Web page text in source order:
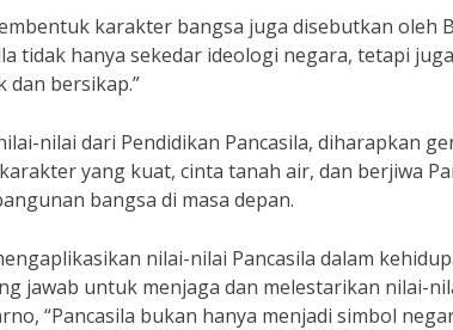
karakter bangsa juga disebutkan oleh
tidak hanya sekedar ideologi negara, tetapi
dan bersikap.”
nilai dari Pendidikan Pancasila, diharapkan
yang kuat, cinta tanah air, dan berjiwa
bangsa di masa depan.
nilai-nilai Pancasila dalam
jawab untuk menjaga dan melestarikan nilai-
“Pancasila bukan hanya menjadi simbol